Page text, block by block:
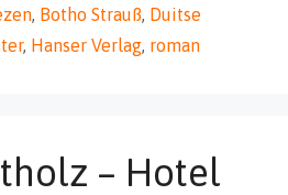
, Botho Strauß, Duitse
, Hanser Verlag, roman
– Hotel